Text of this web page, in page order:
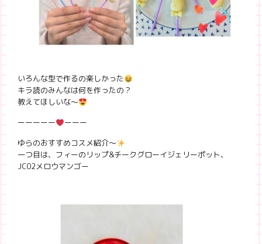
いろんな型で作るの楽しかった
キラ読のみんなは何を作ったの？
教えてほしいな〜
ーーーーー
ーーー
ゆらのおすすめコスメ紹介〜
一つ目は、フィーのリップ&チークグローイジェリーポット、
JC02メロウマンゴー